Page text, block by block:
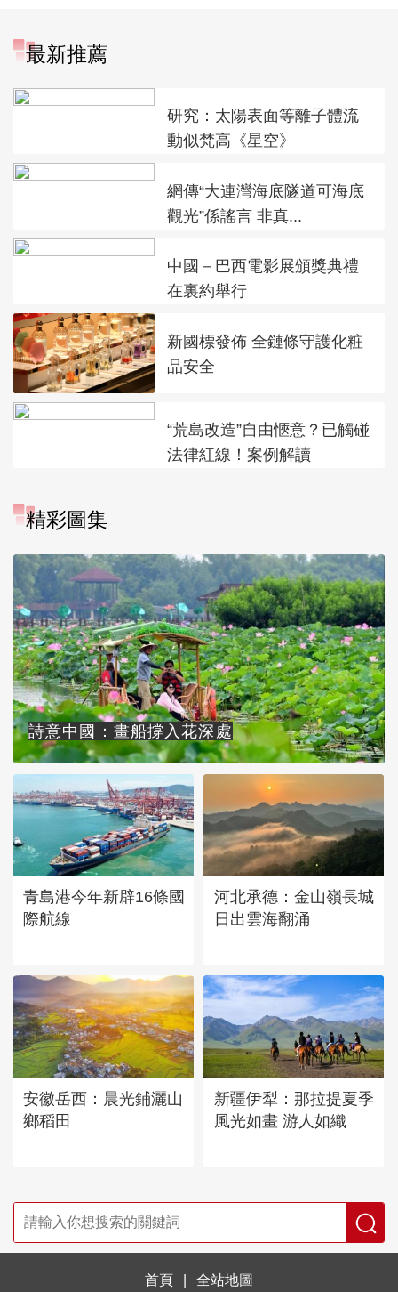
最新推薦
研究：太陽表面等離子體流
動似梵高《星空》
網傳“大連灣海底隧道可海底
觀光”係謠言 非真...
中國－巴西電影展頒獎典禮
在裏約舉行
新國標發佈 全鏈條守護化粧
品安全
“荒島改造”自由愜意？已觸碰
法律紅線！案例解讀
精彩圖集
詩意中國：畫船撐入花深處
青島港今年新辟16條國
際航線
河北承德：金山嶺長城
日出雲海翻涌
安徽岳西：晨光鋪灑山
鄉稻田
新疆伊犁：那拉提夏季
風光如畫 游人如織
首頁 全站地圖